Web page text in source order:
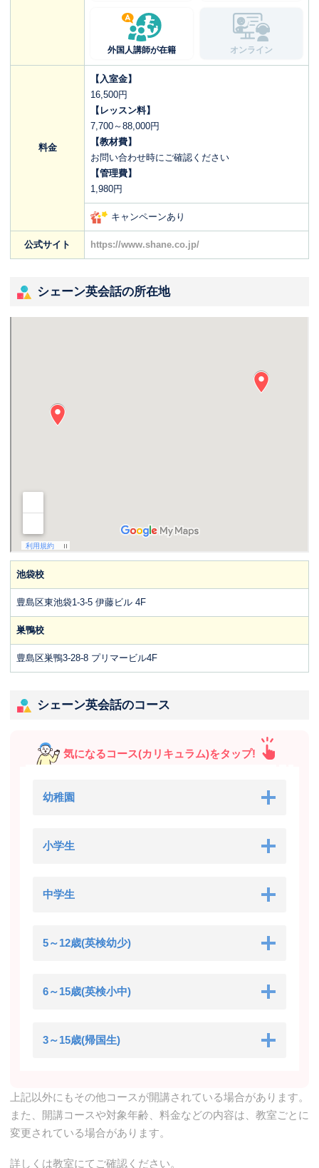
外国人講師が在籍 オンライン
料金
【入室金】
16,500円
【レッスン料】
7,700～88,000円
【教材費】
お問い合わせ時にご確認ください
【管理費】
1,980円
キャンペーンあり
公式サイト https://www.shane.co.jp/
シェーン英会話の所在地
池袋校
豊島区東池袋1-3-5 伊藤ビル 4F
巣鴨校
豊島区巣鴨3-28-8 プリマービル4F
シェーン英会話のコース
気になるコース(カリキュラム)をタップ!
幼稚園
小学生
中学生
5～12歳(英検幼少)
6～15歳(英検小中)
3～15歳(帰国生)
上記以外にもその他コースが開講されている場合があります。
また、開講コースや対象年齢、料金などの内容は、教室ごとに
変更されている場合があります。
詳しくは教室にてご確認ください。